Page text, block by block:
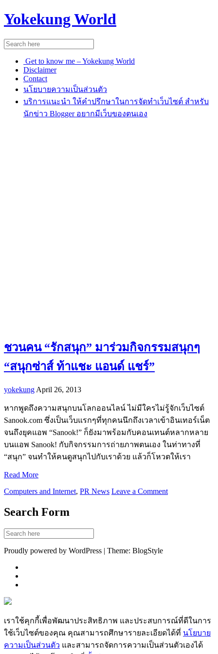
Yokekung World
Get to know me – Yokekung World
Disclaimer
Contact
นโยบายความเป็นส่วนตัว
บริการแนะนำ ให้คำปรึกษาในการจัดทำเว็บไซต์ สำหรับ
นักข่าว Blogger อยากมีเว็บของตนเอง
ชวนคน “รักสนุก” มาร่วมกิจกรรมสนุกๆ
“สนุกซ่าส์ ท้าแชะ แอนด์ แชร์”
yokekung April 26, 2013
หากพูดถึงความสนุกบนโลกออนไลน์ ไม่มีใครไม่รู้จักเว็บไซต์
Sanook.com ซึ่งเป็นเว็บแรกๆที่ทุกคนนึกถึงเวลาเข้าอินเทอร์เน็ต
จนถึงยุคแอพ “Sanook!” ก็ยังมาพร้อมกับคอนเทนต์หลากหลาย
บนแอพ Sanook! กับกิจกรรมการถ่ายภาพตนเอง ในท่าทางที่
“สนุก” จนทำให้คนดูสนุกไปกับเราด้วย แล้วก็โหวตให้เรา
Read More
Computers and Internet, PR News Leave a Comment
Search Form
Proudly powered by WordPress | Theme: BlogStyle
เราใช้คุกกี้เพื่อพัฒนาประสิทธิภาพ และประสบการณ์ที่ดีในการ
ใช้เว็บไซต์ของคุณ คุณสามารถศึกษารายละเอียดได้ที่ นโยบาย
ความเป็นส่วนตัว และสามารถจัดการความเป็นส่วนตัวเองได้